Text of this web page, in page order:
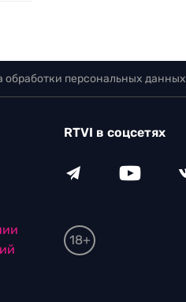
обработки персональных данных
RTVI в соцсетях
18+